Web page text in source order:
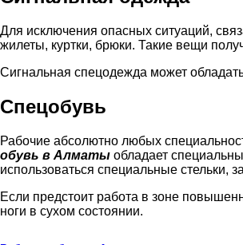
Для исключения опасных ситуаций,
жилеты, куртки, брюки. Такие вещи
Сигнальная спецодежда может
Спецобувь
Рабочие абсолютно любых
обувь в Алматы обладает
использоваться специальные
Если предстоит работа в зоне
ноги в сухом состоянии.